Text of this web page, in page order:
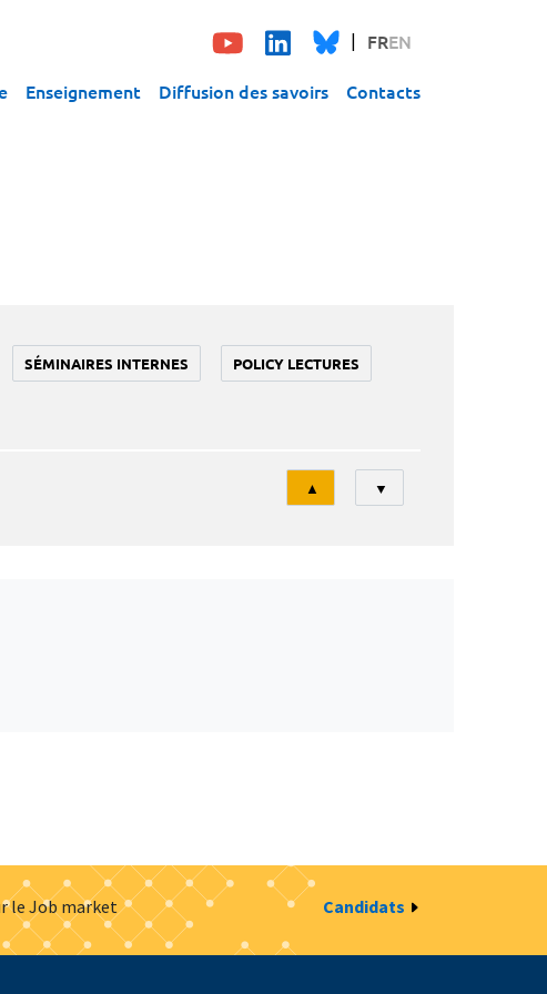
FREN
Enseignement Diffusion des savoirs Contacts
SÉMINAIRES INTERNES POLICY LECTURES
Tri
▲ ▼
le Job market Candidats